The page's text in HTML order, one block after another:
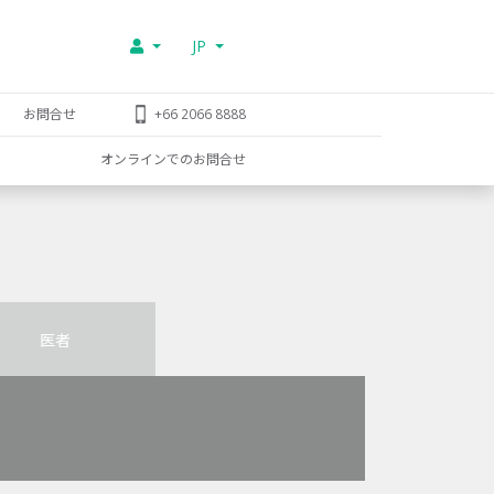
JP
お問合せ +66 2066 8888
オンラインでのお問合せ
医者